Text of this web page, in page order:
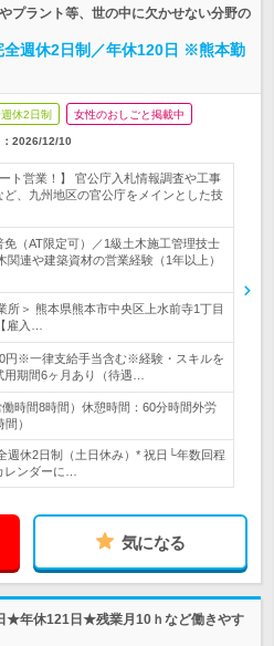
プラント等、世の中に欠かせない分野の
全週休2日制／年休120日 ※熊本勤
休2日制 女性のおしごと掲載中
2026/12/10
ト営業！】 官公庁入札情報調査や工事
、九州地区の官公庁をメインとした技
免（AT限定可）／1級土木施工管理技士
関連や建築資材の営業経験（1年以上）
所＞ 熊本県熊本市中央区上水前寺1丁目
雇入…
円※一律支給手当含む※経験・スキルを
期間6ヶ月あり（待遇…
時間8時間）休憩時間：60分時間外労
）
週休2日制（土日休み）* 祝日└年数回程
レンダーに…
気になる
★年休121日★残業月10ｈなど働きやす